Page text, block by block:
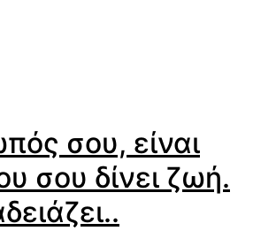
σου, είναι
σου δίνει ζωή.